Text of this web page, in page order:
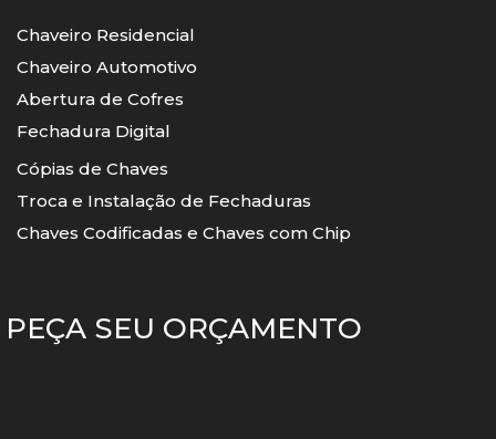
Chaveiro Residencial
Chaveiro Automotivo
Abertura de Cofres
Fechadura Digital
Cópias de Chaves
Troca e Instalação de Fechaduras
Chaves Codificadas e Chaves com Chip
PEÇA SEU ORÇAMENTO